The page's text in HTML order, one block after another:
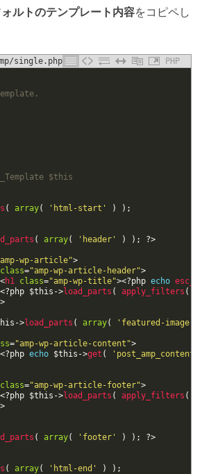
ルトのテンプレート内容をコピペし
single.php
PHP
$this
( array( 'html-start' ) ) ;
( array( 'header' ) ) ; ?>
wp-article">
class="amp-wp-article-header">
<h1 class="amp-wp-title"><?php echo
<?php $this ->load_parts ( apply_filters (
>
->load_parts ( array( 'featured-image'
="amp-wp-article-content">
<?php echo $this ->get (
'post_amp_content'
class="amp-wp-article-footer">
<?php $this ->load_parts ( apply_filters (
>
( array( 'footer' ) ) ; ?>
( array( 'html-end' ) ) ;